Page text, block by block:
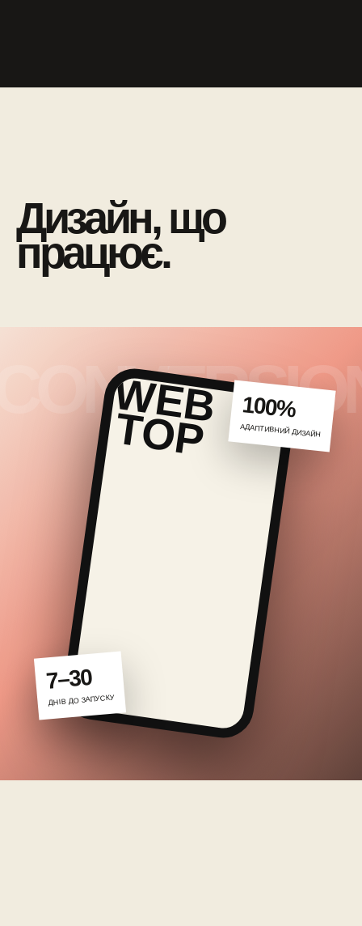
Дизайн, що
працює.
7–30
ДНІВ ДО ЗАПУСКУ
100%
АДАПТИВНИЙ ДИЗАЙН